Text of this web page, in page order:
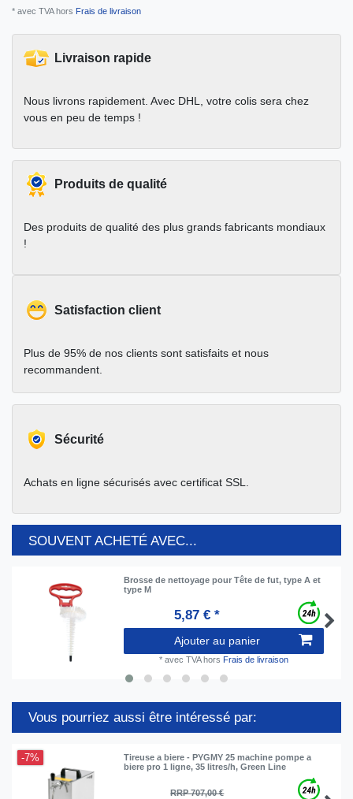
* avec TVA hors Frais de livraison
Livraison rapide
Nous livrons rapidement. Avec DHL, votre colis sera chez
vous en peu de temps !
Produits de qualité
Des produits de qualité des plus grands fabricants mondiaux
!
Satisfaction client
Plus de 95% de nos clients sont satisfaits et nous
recommandent.
Sécurité
Achats en ligne sécurisés avec certificat SSL.
SOUVENT ACHETÉ AVEC...
Brosse de nettoyage pour Tête de fut, type A et
type M
5,87 € *
Ajouter au panier
* avec TVAhors Frais de livraison
Vous pourriez aussi être intéressé par:
-7%
Tireuse a biere - PYGMY 25 machine pompe a
biere pro 1 ligne, 35 litres/h, Green Line
RRP 707,00 €